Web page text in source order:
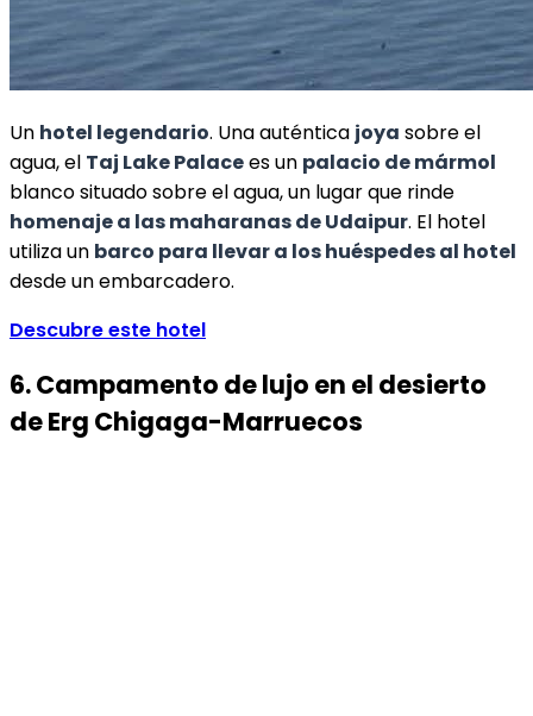
Un hotel legendario. Una auténtica joya sobre el
agua, el Taj Lake Palacees un palacio de mármol
blanco situado sobre el agua, un lugar que rinde
homenaje a las maharanas de Udaipur. El hotel
utiliza un barco para llevar a los huéspedes al hotel
desde un embarcadero.
Descubre este hotel
6. Campamento de lujo en el desierto
de Erg Chigaga-Marruecos